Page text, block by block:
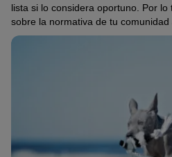
lista si lo considera oportuno. Por
sobre la normativa de tu comunidad